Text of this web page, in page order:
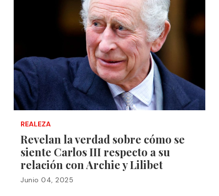
REALEZA
Revelan la verdad sobre cómo se
siente Carlos III respecto a su
relación con Archie y Lilibet
Junio 04, 2025